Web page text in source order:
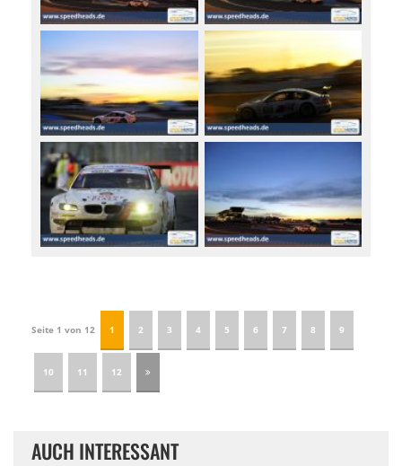
Seite 1 von 12 1 2 3 4 5 6 7 8 9
10 11 12
AUCH INTERESSANT